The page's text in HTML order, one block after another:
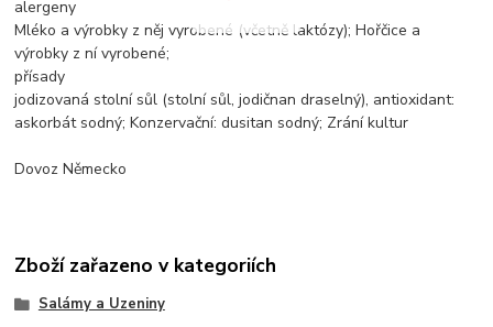
alergeny
Mléko a výrobky z něj vyrobené (včetně laktózy); Hořčice a
výrobky z ní vyrobené;
přísady
jodizovaná stolní sůl (stolní sůl, jodičnan draselný), antioxidant:
askorbát sodný; Konzervační: dusitan sodný; Zrání kultur
Dovoz Německo
Zboží zařazeno v kategoriích
Salámy a Uzeniny